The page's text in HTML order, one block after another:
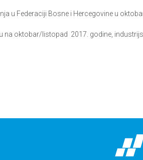
u Federaciji Bosne i Hercegovine u
oktobar/listopad 2017. godine,